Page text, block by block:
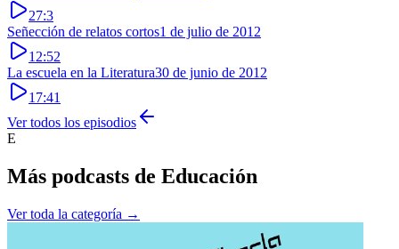
27:3
Señección de relatos cortos1 de julio de 2012
12:52
La escuela en la Literatura30 de junio de 2012
17:41
Ver todos los episodios
E
Más podcasts de Educación
Ver toda la categoría →